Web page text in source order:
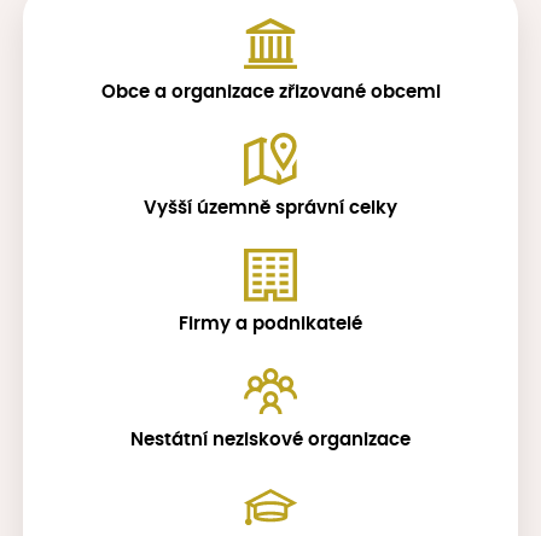
Obce a organizace zřizované obcemi
Vyšší územně správní celky
Firmy a podnikatelé
Nestátní neziskové organizace